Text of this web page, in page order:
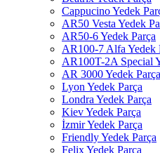
Cappucino Yedek
AR50 Vesta Yedek
AR50-6 Yedek Parça
AR100-7 Alfa Yedek
AR100T-2A Special
AR 3000 Yedek Parça
Lyon Yedek Parça
Londra Yedek Parça
Kiev Yedek Parça
İzmir Yedek Parça
Friendly Yedek Parça
Felix Yedek Parça